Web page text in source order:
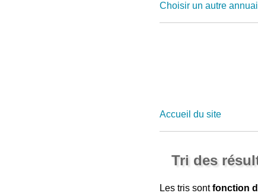
Choisir un autre
Accueil du site
Tri des
Les tris sontfonction